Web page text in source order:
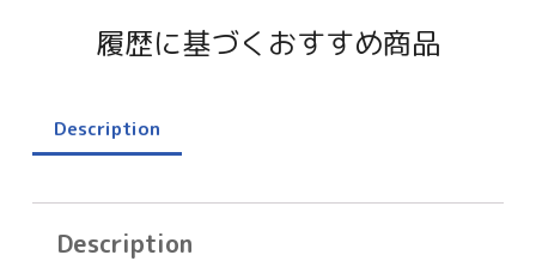
履歴に基づくおすすめ商品
Description
Description